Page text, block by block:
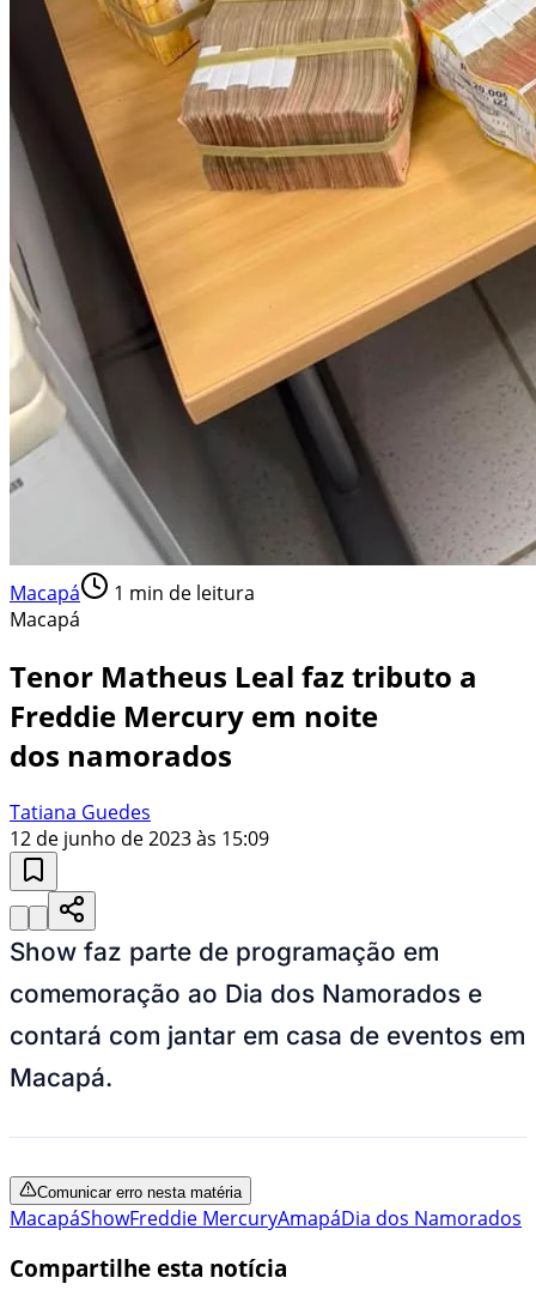
Macapá 1 min de leitura
Macapá
Tenor Matheus Leal faz tributo a
Freddie Mercury em noite
dos namorados
Tatiana Guedes
12 de junho de 2023 às 15:09
Show faz parte de programação em
comemoração ao Dia dos Namorados e
contará com jantar em casa de eventos em
Macapá.
Comunicar erro nesta matéria
MacapáShowFreddie MercuryAmapáDia dos Namorados
Compartilhe esta notícia